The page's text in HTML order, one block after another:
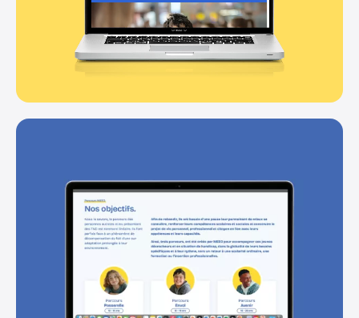
Projets
Expertises
Studio
Contact